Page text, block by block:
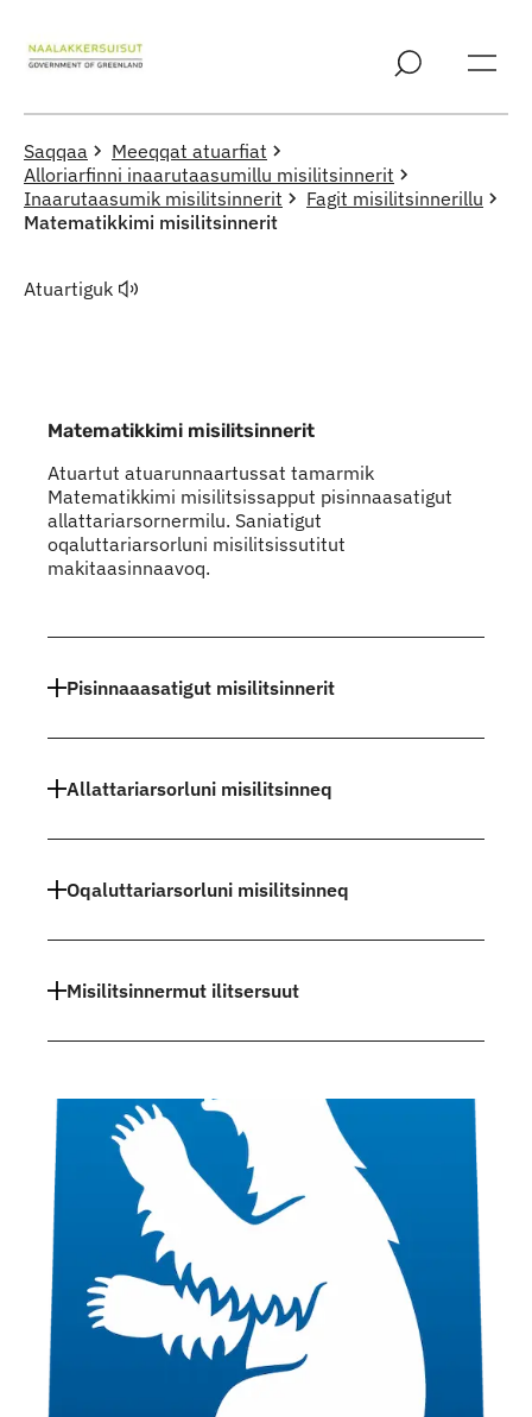
Saqqaa
Meeqqat atuarfiat
Alloriarfinni inaarutaasumillu misilitsinnerit
Inaarutaasumik misilitsinnerit
Fagit misilitsinnerillu
Matematikkimi misilitsinnerit
Atuartiguk
Matematikkimi misilitsinnerit
Atuartut atuarunnaartussat tamarmik
Matematikkimi misilitsissapput pisinnaasatigut
allattariarsornermilu. Saniatigut
oqaluttariarsorluni misilitsissutitut
makitaasinnaavoq.
Pisinnaaasatigut misilitsinnerit
Allattariarsorluni misilitsinneq
Oqaluttariarsorluni misilitsinneq
Misilitsinnermut ilitsersuut